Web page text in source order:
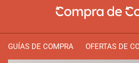
GUÍAS DE COMPRA OFERTAS DE